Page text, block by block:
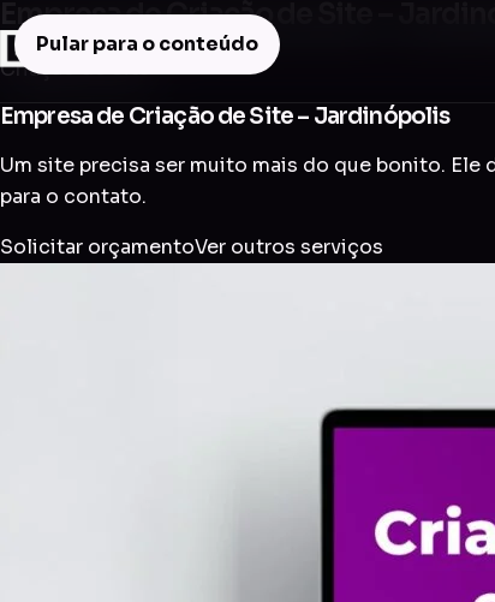
Pular para o conteúdo
Empresa de Criação de Site –
Criação de Site
Empresa de Criação de Site – Jardinópolis
Um site precisa ser muito mais do que bonito.
para o contato.
Solicitar orçamentoVer outros serviços